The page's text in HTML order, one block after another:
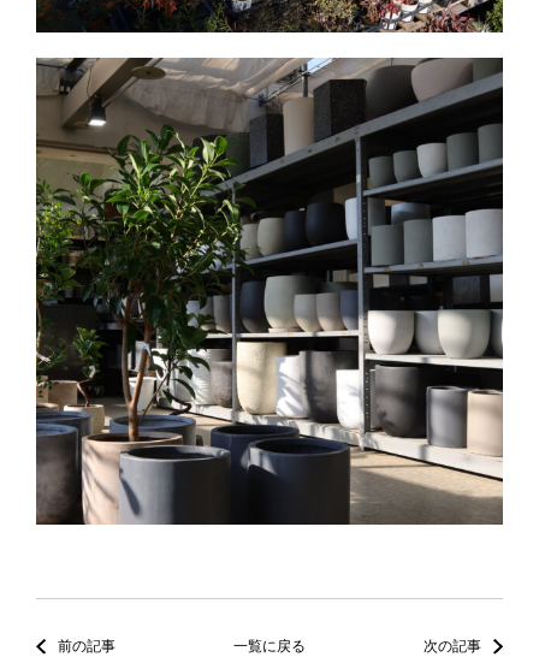
前の記事 一覧に戻る 次の記事